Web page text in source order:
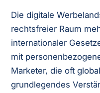
Die digitale
rechtsfreier Raum
internationaler
mit
Marketer, die oft
grundlegendes